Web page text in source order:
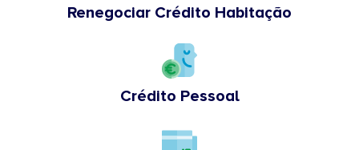
Renegociar Crédito Habitação
Crédito Pessoal